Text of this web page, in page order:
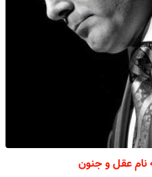
نام عقل و جنون